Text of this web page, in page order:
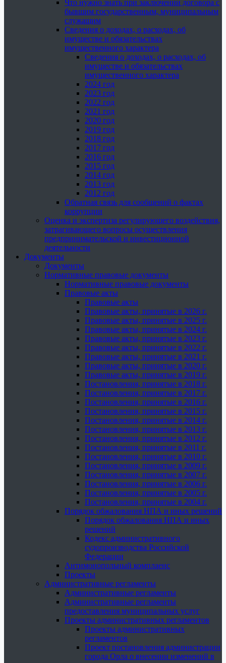
Что нужно знать при заключении договора с
бывшим государственным, муниципальным
служащим
Сведения о доходах, о расходах, об
имуществе и обязательствах
имущественного характера
Сведения о доходах, о расходах, об
имуществе и обязательствах
имущественного характера
2024 год
2023 год
2022 год
2021 год
2020 год
2019 год
2018 год
2017 год
2016 год
2015 год
2014 год
2013 год
2012 год
Обратная связь для сообщений о фактах
коррупции
Оценка и экспертиза регулирующего воздействия,
затрагивающего вопросы осуществления
предпринимательской и инвестиционной
деятельности
Документы
Документы
Нормативные правовые документы
Нормативные правовые документы
Правовые акты
Правовые акты
Правовые акты, принятые в 2026 г.
Правовые акты, принятые в 2025 г.
Правовые акты, принятые в 2024 г.
Правовые акты, принятые в 2023 г.
Правовые акты, принятые в 2022 г.
Правовые акты, принятые в 2021 г.
Правовые акты, принятые в 2020 г.
Правовые акты, принятые в 2019 г.
Постановления, принятые в 2018 г.
Постановления, принятые в 2017 г.
Постановления, принятые в 2016 г.
Постановления, принятые в 2015 г.
Постановления, принятые в 2014 г.
Постановления, принятые в 2013 г.
Постановления, принятые в 2012 г.
Постановления, принятые в 2011 г.
Постановления, принятые в 2010 г.
Постановления, принятые в 2009 г.
Постановления, принятые в 2007 г.
Постановления, принятые в 2006 г.
Постановления, принятые в 2005 г.
Постановления, принятые в 2004 г.
Порядок обжалования НПА и иных решений
Порядок обжалования НПА и иных
решений
Кодекс административного
судопроизводства Российской
Федерации
Антимонопольный комплаенс
Проекты
Административные регламенты
Административные регламенты
Административные регламенты
предоставления муниципальных услуг
Проекты административных регламентов
Проекты административных
регламентов
Проект постановления администрации
города Орла о внесении изменений в